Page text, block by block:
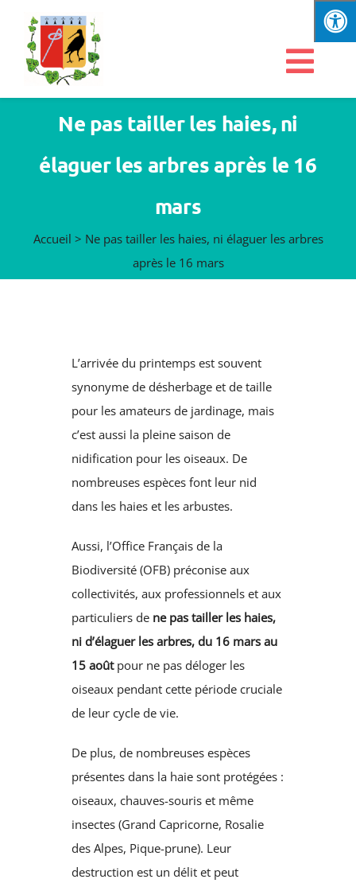
contenu
à
Commune
Services
Ne pas tailler les haies, ni
élaguer les arbres après le 16
mars
Accueil > Ne pas tailler les haies, ni élaguer les arbres
après le 16 mars
L’arrivée du printemps est souvent
synonyme de désherbage et de taille
pour les amateurs de jardinage, mais
c’est aussi la pleine saison de
nidification pour les oiseaux. De
nombreuses espèces font leur nid
dans les haies et les arbustes.
Aussi, l’Office Français de la
Biodiversité (OFB) préconise aux
collectivités, aux professionnels et aux
particuliers de ne pas tailler les haies,
ni d’élaguer les arbres, du 16 mars au
15 aoûtpour ne pas déloger les
oiseaux pendant cette période cruciale
de leur cycle de vie.
De plus, de nombreuses espèces
présentes dans la haie sont protégées :
oiseaux, chauves-souris et même
insectes (Grand Capricorne, Rosalie
des Alpes, Pique-prune). Leur
destruction est un délit et peut